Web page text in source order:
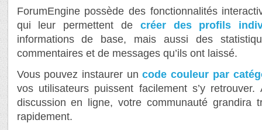
ForumEngine possède des fonctionnalités
qui leur permettent de créer des profils
informations de base, mais aussi des
commentaires et de messages qu’ils ont laissé.
Vous pouvez instaurer uncode couleur par
vos utilisateurs puissent facilement s’y
discussion en ligne, votre communauté grandira
rapidement.